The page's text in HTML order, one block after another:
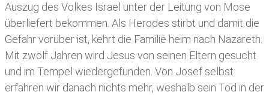
Auszug des Volkes Israel unter der Leitung von Mose
überliefert bekommen. Als Herodes stirbt und damit die
Gefahr vorüber ist, kehrt die Familie heim nach Nazareth.
Mit zwölf Jahren wird Jesus von seinen Eltern gesucht
und im Tempel wiedergefunden. Von Josef selbst
erfahren wir danach nichts mehr, weshalb sein Tod in der